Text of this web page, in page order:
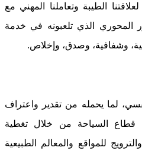
لعلاقتنا الطيبة وتعاملنا المهني مع
المحوري الذي تلعبونه في خدمة
وشفافية، وصدق، وإخلاص.
لما يحمله من تقدير واعتراف
قطاع السياحة من خلال تغطية
للمواقع والمعالم الطبيعية